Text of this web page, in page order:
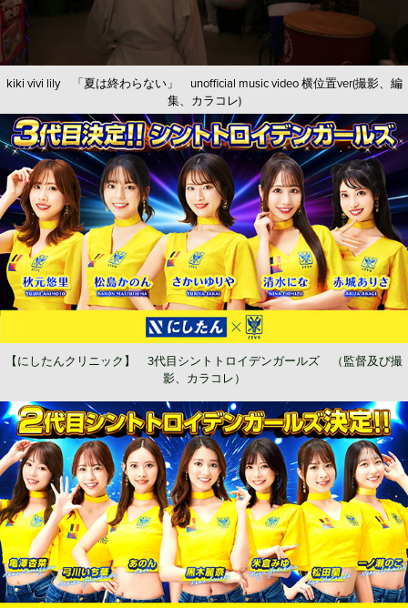
kiki vivi lily 「夏は終わらない」 unofficial music video 横位置ver(撮影、編
集、カラコレ)
【にしたんクリニック】 3代目シントトロイデンガールズ （監督及び撮
影、カラコレ）